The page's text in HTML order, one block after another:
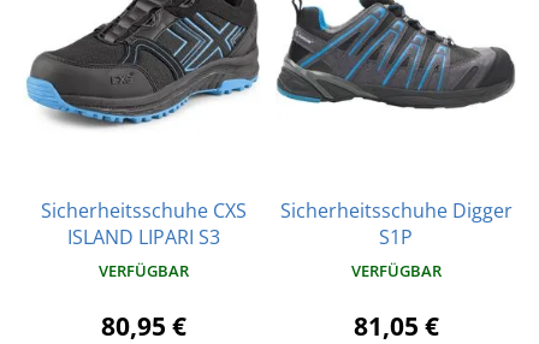
Sicherheitsschuhe CXS
ISLAND LIPARI S3
VERFÜGBAR
80,95 €
Sicherheitsschuhe Digger
S1P
VERFÜGBAR
81,05 €